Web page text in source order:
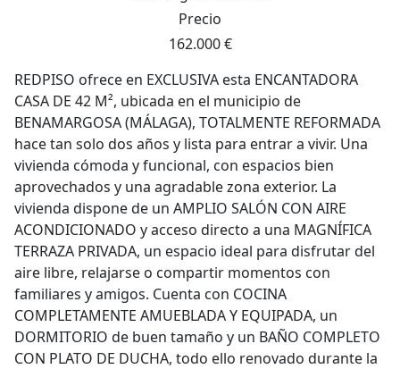
Precio
162.000 €
REDPISO ofrece en EXCLUSIVA esta ENCANTADORA
CASA DE 42 M², ubicada en el municipio de
BENAMARGOSA (MÁLAGA), TOTALMENTE REFORMADA
hace tan solo dos años y lista para entrar a vivir. Una
vivienda cómoda y funcional, con espacios bien
aprovechados y una agradable zona exterior. La
vivienda dispone de un AMPLIO SALÓN CON AIRE
ACONDICIONADO y acceso directo a una MAGNÍFICA
TERRAZA PRIVADA, un espacio ideal para disfrutar del
aire libre, relajarse o compartir momentos con
familiares y amigos. Cuenta con COCINA
COMPLETAMENTE AMUEBLADA Y EQUIPADA, un
DORMITORIO de buen tamaño y un BAÑO COMPLETO
CON PLATO DE DUCHA, todo ello renovado durante la